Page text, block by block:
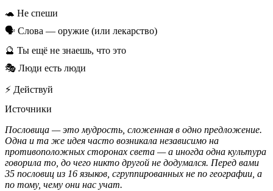
🐢 Не спеши
🗣️ Слова — оружие (или лекарство)
🔮 Ты ещё не знаешь, что это
🎭 Люди есть люди
⚡ Действуй
Источники
Пословица — это мудрость, сложенная в одно предложение.
Одна и та же идея часто возникала независимо на
противоположных сторонах света — а иногда одна культура
говорила то, до чего никто другой не додумался. Перед вами
35 пословиц из 16 языков, сгруппированных не по географии, а
по тому, чему они нас учат.